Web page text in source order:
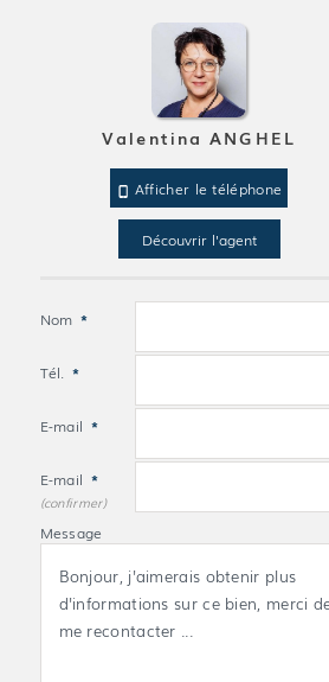
Valentina ANGHEL
Afficher le téléphone
Découvrir l'agent
Nom *
Tél. *
E-mail *
E-mail *
(confirmer)
Message